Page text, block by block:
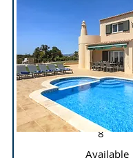
Sleeps
Max
pool
heatin
g
4
4
8
Available